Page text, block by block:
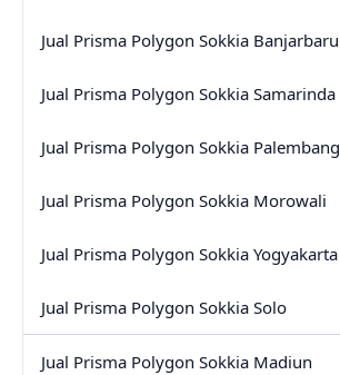
Jual Prisma Polygon Sokkia Banjarbaru
Jual Prisma Polygon Sokkia Samarinda
Jual Prisma Polygon Sokkia Palembang
Jual Prisma Polygon Sokkia Morowali
Jual Prisma Polygon Sokkia Yogyakarta
Jual Prisma Polygon Sokkia Solo
Jual Prisma Polygon Sokkia Madiun